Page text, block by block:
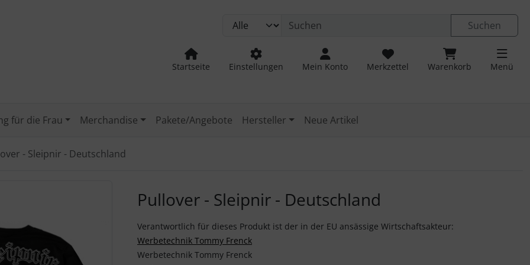
Springe zu den allgemeinen Informationen
Suchen
Startseite Einstellungen Mein Konto Merkzettel Warenkorb Menü
für die Frau Merchandise Pakete/Angebote Hersteller Neue Artikel
- Sleipnir - Deutschland
Pullover - Sleipnir - Deutschland
Verantwortlich für dieses Produkt ist der in der EU ansässige Wirtschaftsakteur:
Werbetechnik Tommy Frenck
Werbetechnik Tommy Frenck